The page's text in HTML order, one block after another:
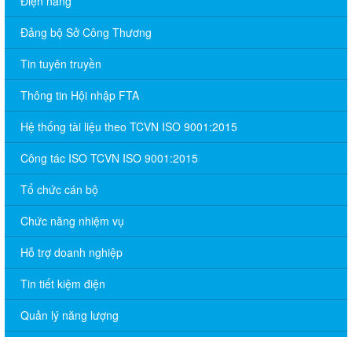
Đảng bộ Sở Công Thương
Tin tuyên truyền
Thông tin Hội nhập FTA
Hệ thống tài liệu theo TCVN ISO 9001:2015
Công tác ISO TCVN ISO 9001:2015
Tổ chức cán bộ
Chức năng nhiệm vụ
Hỗ trợ doanh nghiệp
Tin tiết kiệm điện
Quản lý năng lượng